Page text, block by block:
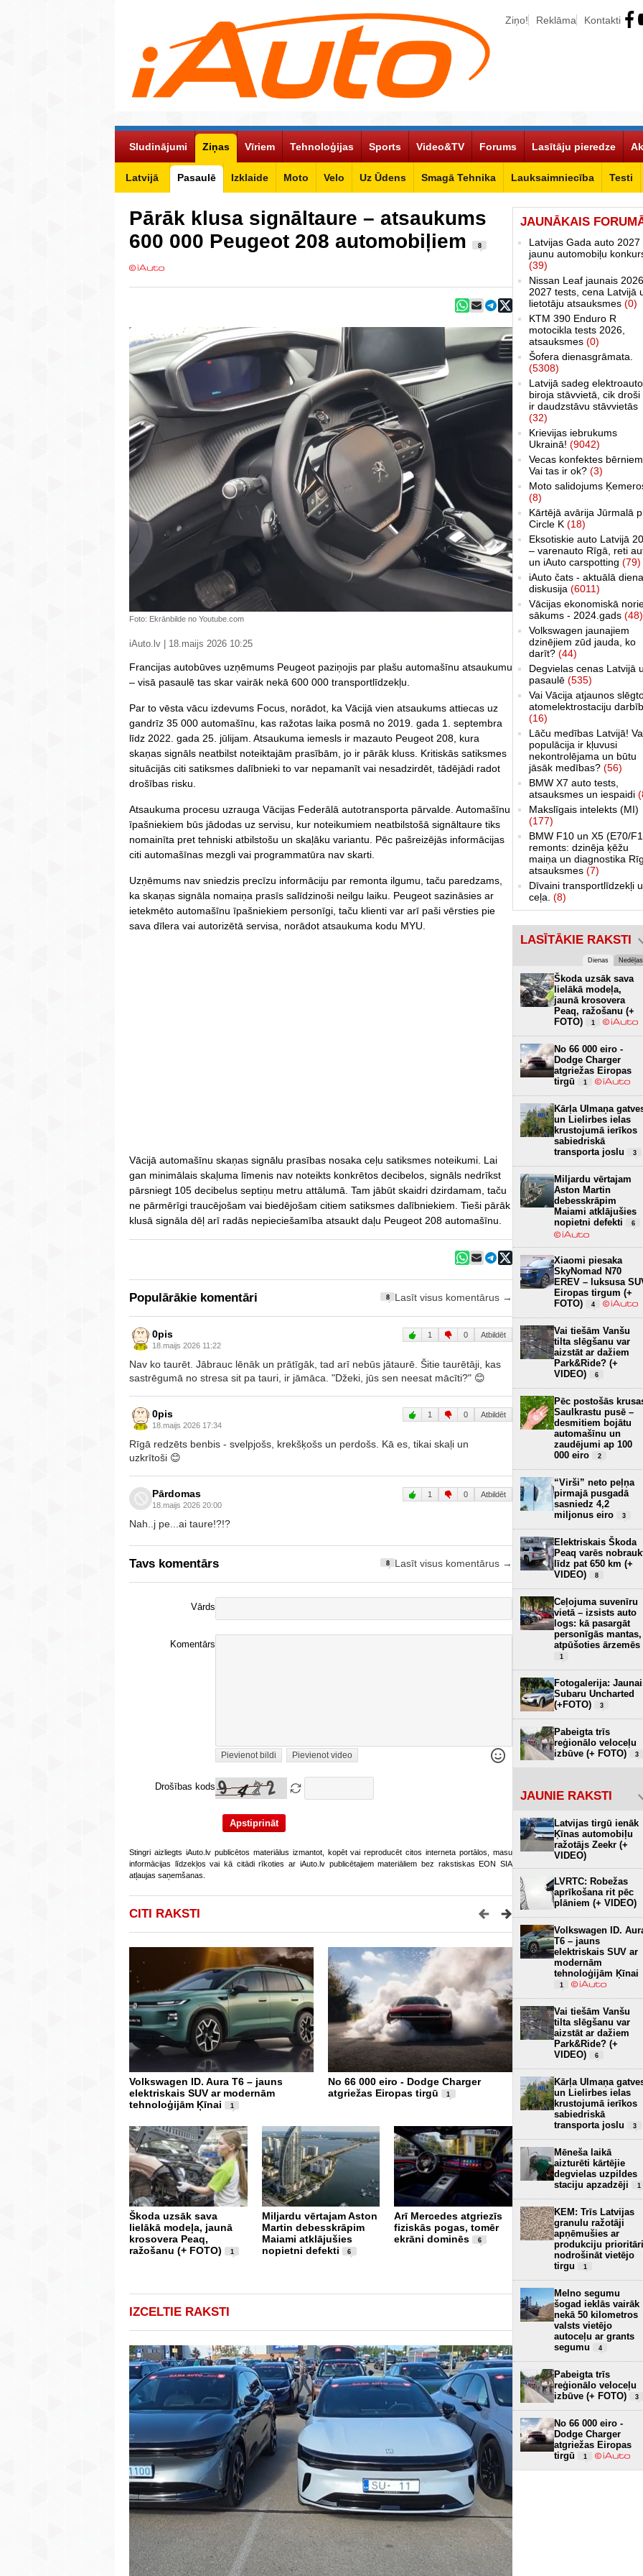
Ziņo! Reklāma Kontakti
Sludinājumi Ziņas
Latvijā Pasaulē Izklaide Moto Velo Uz Ūdens Smagā Tehnika Lauksaimniecība Testi
Vīriem Tehnoloģijas Sports Video&TV Forums Lasītāju pieredze
Pārāk klusa signāltaure – atsaukums
600 000 Peugeot 208 automobiļiem
8
Foto: Ekrānbilde no Youtube.com
iAuto.lv | 18.maijs 2026 10:25
Francijas autobūves uzņēmums Peugeot paziņojis par plašu automašīnu atsaukumu
– visā pasaulē tas skar vairāk nekā 600 000 transportlīdzekļu.
Par to vēsta vācu izdevums Focus, norādot, ka Vācijā vien atsaukums attiecas uz
gandrīz 35 000 automašīnu, kas ražotas laika posmā no 2019. gada 1. septembra
līdz 2022. gada 25. jūlijam. Atsaukuma iemesls ir mazauto Peugeot 208, kura
skaņas signāls neatbilst noteiktajām prasībām, jo ir pārāk kluss. Kritiskās satiksmes
situācijās citi satiksmes dalībnieki to var nepamanīt vai nesadzirdēt, tādējādi radot
drošības risku.
Atsaukuma procesu uzrauga Vācijas Federālā autotransporta pārvalde. Automašīnu
īpašniekiem būs jādodas uz servisu, kur noteikumiem neatbilstošā signāltaure tiks
nomainīta pret tehniski atbilstošu un skaļāku variantu. Pēc pašreizējās informācijas
citi automašīnas mezgli vai programmatūra nav skarti.
Uzņēmums nav sniedzis precīzu informāciju par remonta ilgumu, taču paredzams,
ka skaņas signāla nomaiņa prasīs salīdzinoši neilgu laiku. Peugeot sazināsies ar
ietekmēto automašīnu īpašniekiem personīgi, taču klienti var arī paši vērsties pie
sava dīlera vai autorizētā servisa, norādot atsaukuma kodu MYU.
Vācijā automašīnu skaņas signālu prasības nosaka ceļu satiksmes noteikumi. Lai
gan minimālais skaļuma līmenis nav noteikts konkrētos decibelos, signāls nedrīkst
pārsniegt 105 decibelus septiņu metru attālumā. Tam jābūt skaidri dzirdamam, taču
ne pārmērīgi traucējošam vai biedējošam citiem satiksmes dalībniekiem. Tieši pārāk
klusā signāla dēļ arī radās nepieciešamība atsaukt daļu Peugeot 208 automašīnu.
Populārākie komentāri 8 Lasīt visus komentārus →
0pis
18.maijs 2026 11:22
1 0 Atbildēt
Nav ko taurēt. Jābrauc lēnāk un prātīgāk, tad arī nebūs jātaurē. Šitie taurētāji, kas
sastrēgumā no stresa sit pa tauri, ir jāmāca. "Džeki, jūs sen neesat mācīti?" 😊
0pis
18.maijs 2026 17:34
1 0 Atbildēt
Rīgā redzēts benbis - svelpjošs, krekšķošs un perdošs. Kā es, tikai skaļi un
uzkrītoši 😊
Pārdomas
18.maijs 2026 20:00
1 0 Atbildēt
Nah..j pe...ai taure!?!?
Tavs komentārs 8 Lasīt visus komentārus →
Vārds
Komentārs
Pievienot bildi Pievienot video
Drošības kods
Stingri aizliegts iAuto.lv publicētos materiālus izmantot, kopēt vai reproducēt citos interneta portālos, masu
informācijas līdzekļos vai kā citādi rīkoties ar iAuto.lv publicētajiem materiāliem bez rakstiskas EON SIA
atļaujas saņemšanas.
CITI RAKSTI
Volkswagen ID. Aura T6 – jauns
elektriskais SUV ar modernām
tehnoloģijām Ķīnai
1
No 66 000 eiro - Dodge Charger
atgriežas Eiropas tirgū
1
Škoda uzsāk sava
lielākā modeļa, jaunā
krosovera Peaq,
ražošanu (+ FOTO)
1
Miljardu vērtajam Aston
Martin debesskrāpim
Maiami atklājušies
nopietni defekti
6
Arī Mercedes atgriezīs
fiziskās pogas, tomēr
ekrāni dominēs
6
Xiaomi piesaka
– luksusa SUV Eiropas
FOTO)
4
Pēc vairāk nekā 80
gadiem Donavā redzami
Otrā pasaules kara
kuģu vraki (+ VIDEO)
IZCELTIE RAKSTI
JAUNĀKAIS
Latvijas Gada auto 2027
jaunu automobiļu
(39)
Nissan Leaf jaunais
2027 tests, cena Latvijā
lietotāju atsauksmes (0)
KTM 390 Enduro R
motocikla tests 2026,
atsauksmes (0)
Šofera dienasgrāmata.
(5308)
Latvijā sadeg elektroauto
biroja stāvvietā, cik droši
ir daudzstāvu stāvvietās
(32)
Krievijas iebrukums
Ukrainā! (9042)
Vecas konfektes
Vai tas ir ok? (3)
Moto salidojums
(8)
Kārtējā avārija Jūrmalā
Circle K (18)
Eksotiskie auto Latvijā
– varenauto Rīgā, reti
un iAuto carspotting (79)
iAuto čats - aktuālā
diskusija (6011)
Vācijas ekonomiskā
sākums - 2024.gads (48)
Volkswagen jaunajiem
dzinējiem zūd jauda, ko
darīt? (44)
Degvielas cenas Latvijā
pasaulē (535)
Vai Vācija atjaunos
atomelektrostaciju
(16)
Lāču medības Latvijā!
populācija ir kļuvusi
nekontrolējama un būtu
jāsāk medības? (56)
BMW X7 auto tests,
atsauksmes un iespaidi
Makslīgais intelekts (MI)
(177)
BMW F10 un X5 (E70/
remonts: dzinēja ķēžu
maiņa un diagnostika
atsauksmes (7)
Dīvaini transportlīdzekļi
ceļa. (8)
LASĪTĀKIE RAKSTI
Dienas Nedēļas
Škoda uzsāk sava
lielākā modeļa,
jaunā krosovera
Peaq, ražošanu (+
FOTO)
1
No 66 000 eiro -
Dodge Charger
atgriežas Eiropas
tirgū
1
Kārļa Ulmaņa
un Lielirbes ielas
krustojumā ierīkos
sabiedriskā
transporta joslu
3
Miljardu vērtajam
Aston Martin
debesskrāpim
Maiami atklājušies
nopietni defekti
6
Xiaomi piesaka
SkyNomad N70
EREV – luksusa
Eiropas tirgum (+
FOTO)
4
Vai tiešām Vanšu
tilta slēgšanu var
aizstāt ar dažiem
Park&Ride? (+
VIDEO)
6
Pēc postošās
Saulkrastu pusē –
desmitiem bojātu
automašīnu un
zaudējumi ap 100
000 eiro
2
“Virši” neto peļņa
pirmajā pusgadā
sasniedz 4,2
miljonus eiro
3
Elektriskais Škoda
Peaq varēs
līdz pat 650 km (+
VIDEO)
8
Ceļojuma suvenīru
vietā – izsists auto
logs: kā pasargāt
personīgās mantas,
atpūšoties ārzemēs
1
Fotogalerija:
Subaru Uncharted
(+FOTO)
3
Pabeigta trīs
reģionālo veloceļu
izbūve (+ FOTO)
3
JAUNIE RAKSTI
Latvijas tirgū ienāk
Ķīnas automobiļu
ražotājs Zeekr (+
VIDEO)
LVRTC: Robežas
aprīkošana rit pēc
plāniem (+ VIDEO)
Volkswagen ID.
T6 – jauns
elektriskais SUV ar
modernām
tehnoloģijām Ķīnai
1
Vai tiešām Vanšu
tilta slēgšanu var
aizstāt ar dažiem
Park&Ride? (+
VIDEO)
6
Kārļa Ulmaņa
un Lielirbes ielas
krustojumā ierīkos
sabiedriskā
transporta joslu
3
Mēneša laikā
aizturēti kārtējie
degvielas uzpildes
staciju apzadzēji
1
KEM: Trīs Latvijas
granulu ražotāji
apņēmušies ar
produkciju prioritāri
nodrošināt vietējo
tirgu
1
Melno segumu
šogad ieklās vairāk
nekā 50 kilometros
valsts vietējo
autoceļu ar grants
segumu
4
Pabeigta trīs
reģionālo veloceļu
izbūve (+ FOTO)
3
No 66 000 eiro -
Dodge Charger
atgriežas Eiropas
tirgū
1